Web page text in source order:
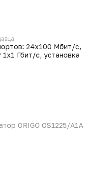
24x100 Мбит/с,
Гбит/с, установка
ORIGO OS1225/A1A